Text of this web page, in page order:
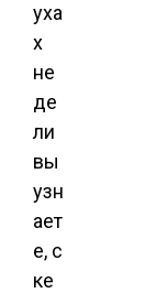
уха
х
не
де
ли
вы
узн
ает
е, с
ке